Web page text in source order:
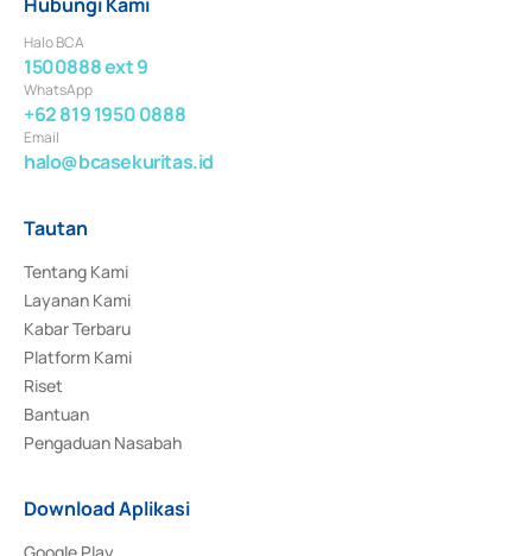
Halo BCA
1500888 ext 9
WhatsApp
+62 819 1950 0888
Email
halo@bcasekuritas.id
Tautan
Tentang Kami
Layanan Kami
Kabar Terbaru
Platform Kami
Riset
Bantuan
Pengaduan Nasabah
Download Aplikasi